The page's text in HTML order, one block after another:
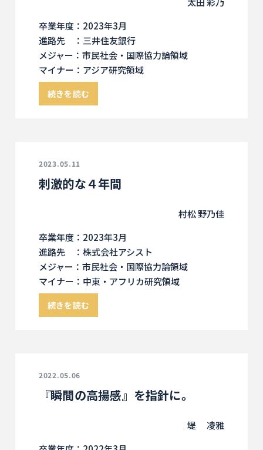
卒業年度：2023年3月
進路先 ：三井住友銀行
メジャー：市民社会・国際協力論領域
マイナー：アジア研究領域
続きを読む
2023.05.11
刺激的な４年間
村松 野乃佳
卒業年度：2023年3月
進路先 ：株式会社アシスト
メジャー：市民社会・国際協力論領域
マイナー：中東・アフリカ研究領域
続きを読む
2022.05.06
『瞬間の高揚感』を指針に。
堤 凌雅